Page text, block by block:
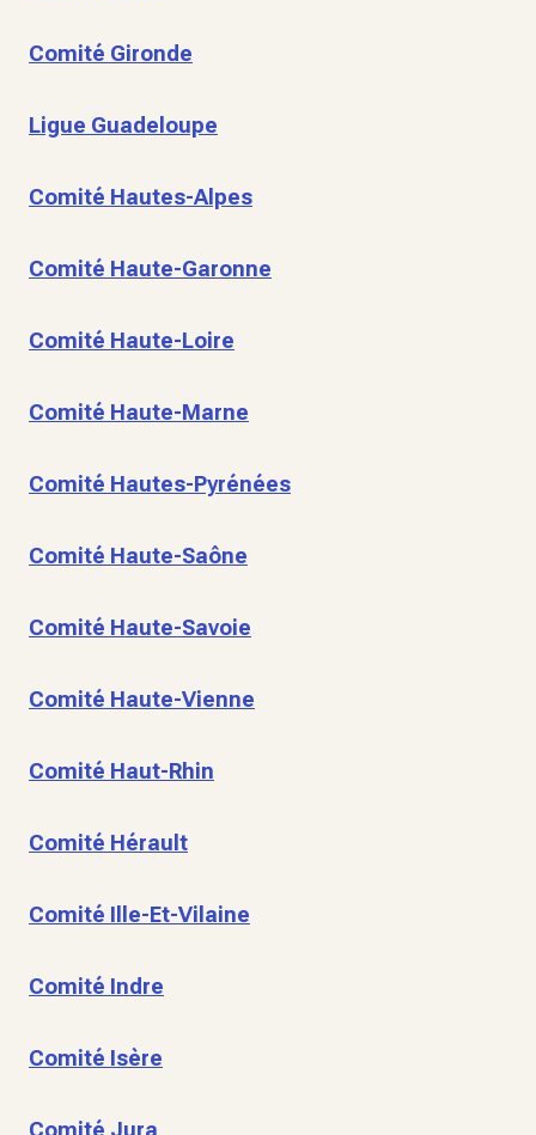
Comité Gironde
Ligue Guadeloupe
Comité Hautes-Alpes
Comité Haute-Garonne
Comité Haute-Loire
Comité Haute-Marne
Comité Hautes-Pyrénées
Comité Haute-Saône
Comité Haute-Savoie
Comité Haute-Vienne
Comité Haut-Rhin
Comité Hérault
Comité Ille-Et-Vilaine
Comité Indre
Comité Isère
Comité Jura